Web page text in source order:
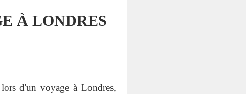
À LONDRES
d'un voyage à Londres,